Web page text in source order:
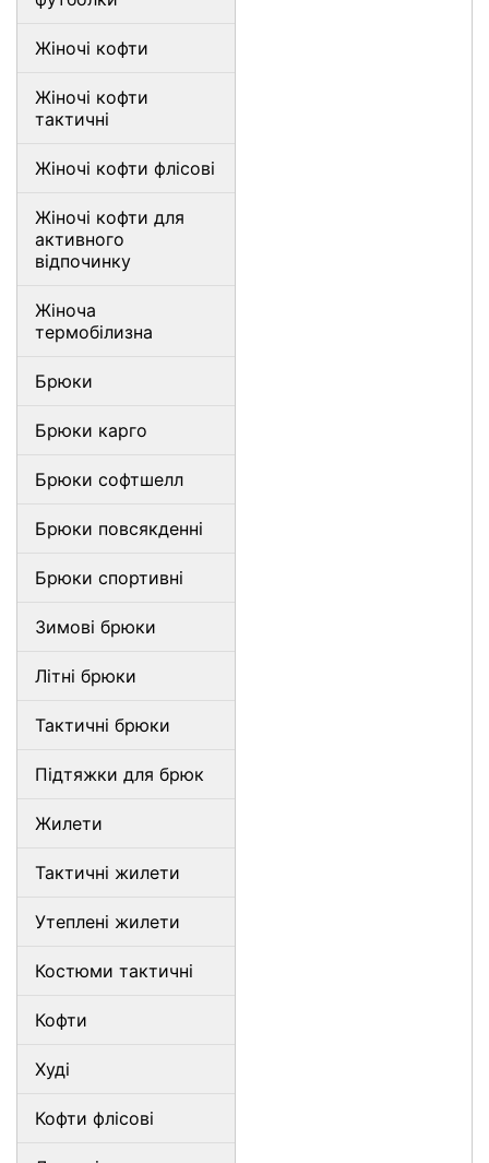
Жіночі кофти
Жіночі кофти
тактичні
Жіночі кофти флісові
Жіночі кофти для
активного
відпочинку
Жіноча
термобілизна
Брюки
Брюки карго
Брюки софтшелл
Брюки повсякденні
Брюки спортивні
Зимові брюки
Літні брюки
Тактичні брюки
Підтяжки для брюк
Жилети
Тактичні жилети
Утеплені жилети
Костюми тактичні
Кофти
Худі
Кофти флісові